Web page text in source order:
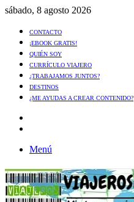
sábado, 8 agosto 2026
CONTACTO
¡EBOOK GRATIS!
QUIÉN SOY
CURRÍCULO VIAJERO
¿TRABAJAMOS JUNTOS?
DESTINOS
¿ME AYUDAS A CREAR CONTENIDO?
Menú